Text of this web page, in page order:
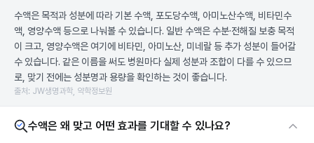
수액은 목적과 성분에 따라 기본 수액, 포도당수액, 아미노산수액, 비타민수
액, 영양수액 등으로 나눠볼 수 있습니다. 일반 수액은 수분·전해질 보충 목적
이 크고, 영양수액은 여기에 비타민, 아미노산, 미네랄 등 추가 성분이 들어갈
수 있습니다. 같은 이름을 써도 병원마다 실제 성분과 조합이 다를 수 있으므
로, 맞기 전에는 성분명과 용량을 확인하는 것이 좋습니다.
출처: JW생명과학, 약학정보원
수액은 왜 맞고 어떤 효과를 기대할 수 있나요?